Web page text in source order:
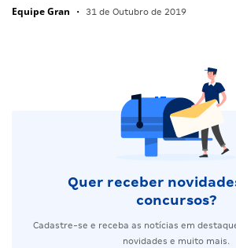
Equipe Gran • 31 de Outubro de 2019
Quer receber
concursos?
Cadastre-se e receba as notícias em
novidades e muito mais.